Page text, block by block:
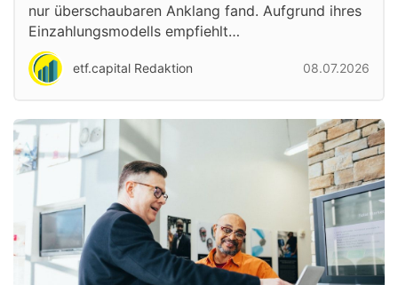
nur überschaubaren Anklang fand. Aufgrund ihres
Einzahlungsmodells empfiehlt…
etf.capital Redaktion 08.07.2026